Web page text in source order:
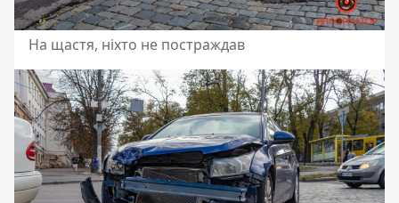
На щастя, ніхто не постраждав